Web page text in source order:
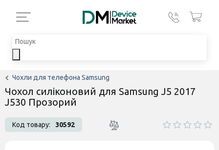
Чохли для телефона Samsung
Чохол силіконовий для Samsung J5 2017
J530 Прозорий
Код товару: 30592